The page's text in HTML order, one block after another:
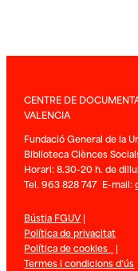
CENTRE DE
VALENCIA
Fundació General de la
Biblioteca Ciènces
Horari: 8.30-20 h. de
Tel. 963 828 747 E-mail:
Bústia FGUV|
Política de privacitat
Política de cookies |
Termes i condicions d’ús